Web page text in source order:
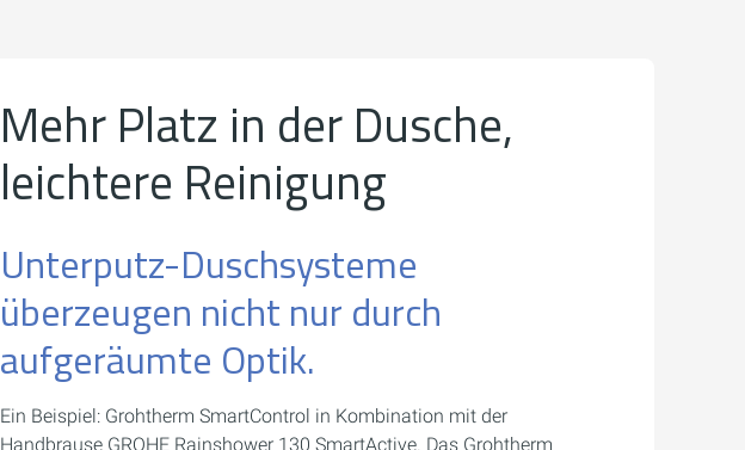
Mehr Platz in der Dusche,
leichtere Reinigung
Unterputz-Duschsysteme
überzeugen nicht nur durch
aufgeräumte Optik.
Ein Beispiel: Grohtherm SmartControl in Kombination mit der
Handbrause GROHE Rainshower 130 SmartActive. Das Grohtherm